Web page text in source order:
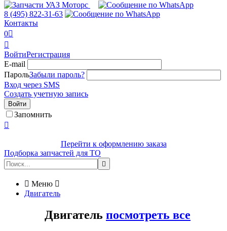
8 (495) 822-31-63
Контакты
0

ВойтиРегистрация
E-mail
ПарольЗабыли пароль?
Вход через SMS
Создать учетную запись
Войти
Запомнить

Перейти к оформлению заказа
Подборка запчастей для ТО

 Меню 
Двигатель
Двигатель посмотреть все